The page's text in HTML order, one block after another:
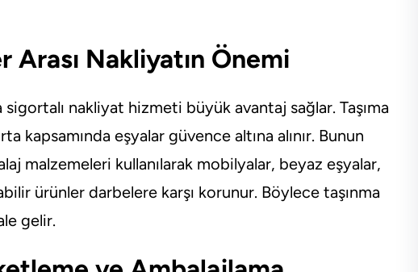
Arası Nakliyatın Önemi
sigortalı nakliyat hizmeti büyük avantaj sağlar. Taşıma
kapsamında eşyalar güvence altına alınır. Bunun
malzemeleri kullanılarak mobilyalar, beyaz eşyalar,
ürünler darbelere karşı korunur. Böylece taşınma
gelir.